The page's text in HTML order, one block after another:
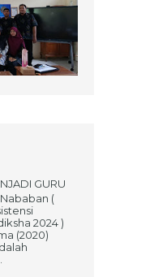
GURU
(
2024 )
(2020)